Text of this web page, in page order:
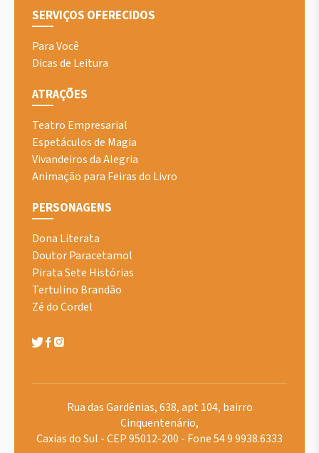
SERVIÇOS OFERECIDOS
Para Você
Dicas de Leitura
ATRAÇÕES
Teatro Empresarial
Espetáculos de Magia
Vivandeiros da Alegria
Animação para Feiras do Livro
PERSONAGENS
Dona Literata
Doutor Paracetamol
Pirata Sete Histórias
Tertulino Brandão
Zé do Cordel
Rua das Gardênias, 638, apt 104, bairro
Cinquentenário,
Caxias do Sul - CEP 95012-200 - Fone 54 9 9938.6333